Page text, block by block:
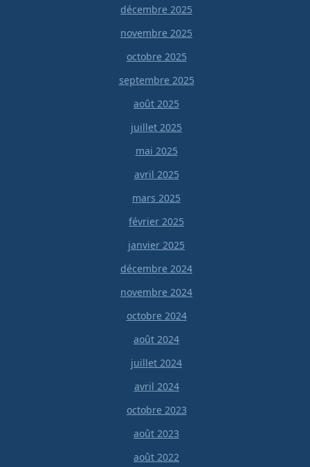
décembre 2025
novembre 2025
octobre 2025
septembre 2025
août 2025
juillet 2025
mai 2025
avril 2025
mars 2025
février 2025
janvier 2025
décembre 2024
novembre 2024
octobre 2024
août 2024
juillet 2024
avril 2024
octobre 2023
août 2023
août 2022